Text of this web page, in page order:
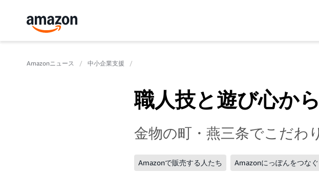
Amazonニュース 中小企業支援
職人技と遊び心か
金物の町・燕三条でこだわ
Amazonで販売する人たち Amazonにっぽんをつなぐ